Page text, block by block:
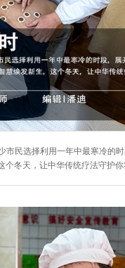
市民选择利用一年中最寒冷的
个冬天，让中华传统疗法守护